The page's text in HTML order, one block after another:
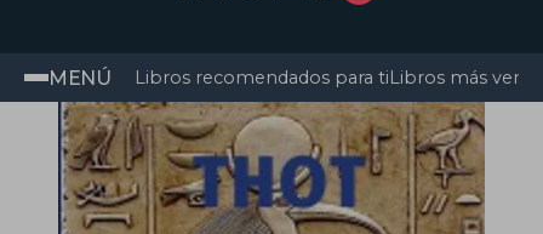
MENÚ Libros recomendados para tiLibros más